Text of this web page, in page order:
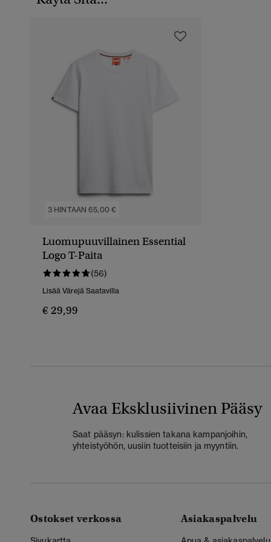
3 HINTAAN 65,00 €
Luomupuuvillainen Essential
Logo T-Paita
(56)
Lisää Värejä Saatavilla
€ 29,99
Avaa Eksklusiivinen Pääsy
Saat pääsyn: kulissien takana kampanjoihin,
yhteistyöhön, uusiin tuotteisiin ja myyntiin.
Ostokset verkossa Asiakaspalvelu